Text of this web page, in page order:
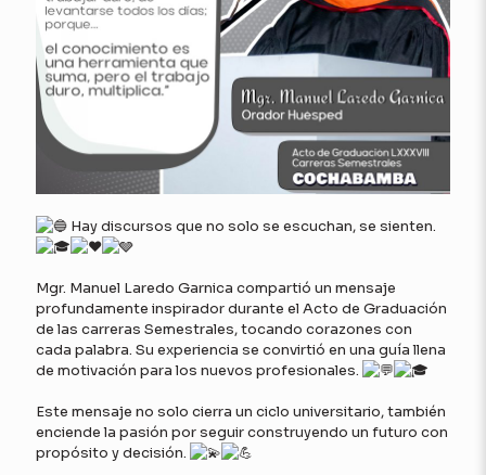
Hay discursos que no solo se escuchan, se sienten.
Mgr. Manuel Laredo Garnica compartió un mensaje
profundamente inspirador durante el Acto de Graduación
de las carreras Semestrales, tocando corazones con
cada palabra. Su experiencia se convirtió en una guía llena
de motivación para los nuevos profesionales.
Este mensaje no solo cierra un ciclo universitario, también
enciende la pasión por seguir construyendo un futuro con
propósito y decisión.